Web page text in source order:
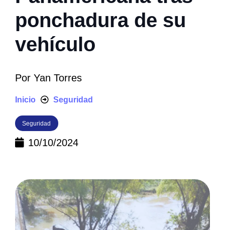
ponchadura de su
vehículo
Por Yan Torres
Inicio Seguridad
Seguridad
10/10/2024